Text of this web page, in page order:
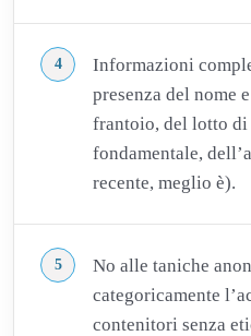
Informazioni
presenza del nome
frantoio, del lotto di
fondamentale,
recente, meglio è).
No alle taniche
categoricamente
contenitori senza